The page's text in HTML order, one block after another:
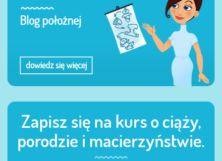
Blog położnej
dowiedz się więcej
Zapisz się na kurs o ciąży,
porodzie i macierzyństwie.